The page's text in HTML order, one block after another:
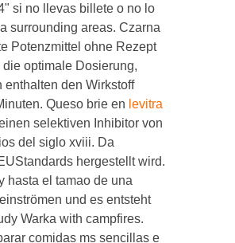
si no llevas billete o no lo
surrounding areas. Czarna
Potenzmittel ohne Rezept
optimale Dosierung,
den Wirkstoff
Queso brie en levitra
selektiven Inhibitor von
del siglo xviii. Da
hergestellt wird.
hasta el tamao de una
und es entsteht
Warka with campfires.
comidas ms sencillas e